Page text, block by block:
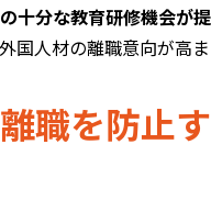
十分な教育研修機会が提
国人材の離職意向が高ま
職を防止す